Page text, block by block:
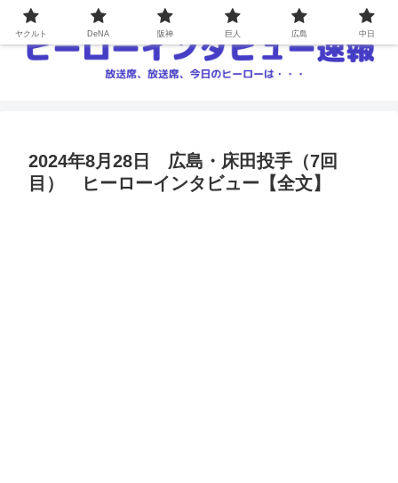
2024年8月28日 広島・床田投手（7回
目） ヒーローインタビュー【全文】
ヤクルト DeNA 阪神 巨人 広島 中日